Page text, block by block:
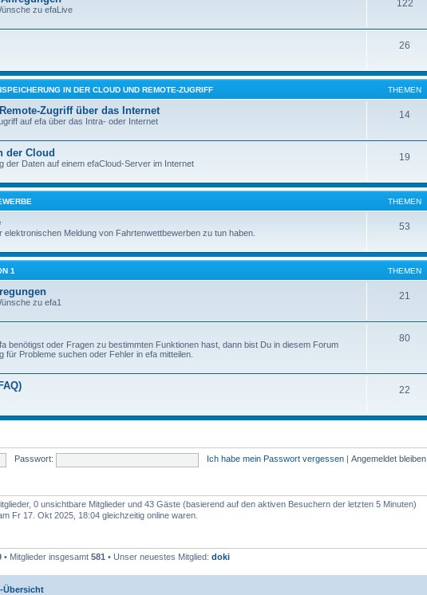
zu efaLive
122
26
IN DER CLOUD UND REMOTE-ZUGRIFF THEMEN
Zugriff über das Internet
auf efa über das Intra- oder Internet
14
der Cloud
der Daten auf einem efaCloud-Server im Internet
19
THEMEN
elektronischen Meldung von Fahrtenwettbewerben zu tun haben.
53
1 THEMEN
zu efa1
21
benötigst oder Fragen zu bestimmten Funktionen hast, dann bist Du in diesem Forum
Probleme suchen oder Fehler in efa mitteilen.
80
22
Passwort: Ich habe mein Passwort vergessen Angemeldet bleiben
0 unsichtbare Mitglieder und 43 Gäste (basierend auf den aktiven Besuchern der letzten 5 Minuten)
Fr 17. Okt 2025, 18:04 gleichzeitig online waren.
• Mitglieder insgesamt 581 • Unser neuestes Mitglied: doki
Übersicht